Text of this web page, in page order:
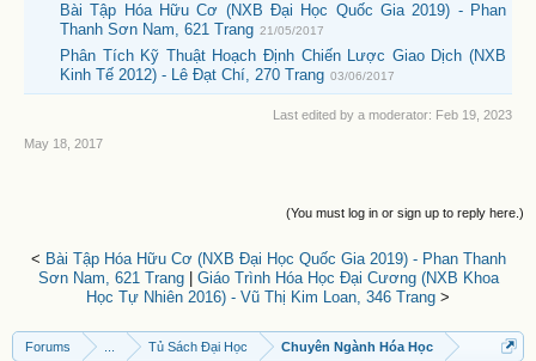
Bài Tập Hóa Hữu Cơ (NXB Đại Học Quốc Gia 2019) - Phan
Thanh Sơn Nam, 621 Trang 21/05/2017
Phân Tích Kỹ Thuật Hoạch Định Chiến Lược Giao Dịch (NXB
Kinh Tế 2012) - Lê Đạt Chí, 270 Trang 03/06/2017
Last edited by a moderator: Feb 19, 2023
May 18, 2017
(You must log in or sign up to reply here.)
< Bài Tập Hóa Hữu Cơ (NXB Đại Học Quốc Gia 2019) - Phan Thanh
Sơn Nam, 621 Trang| Giáo Trình Hóa Học Đại Cương (NXB Khoa
Học Tự Nhiên 2016) - Vũ Thị Kim Loan, 346 Trang >
Forums Tủ Sách Đại Học Chuyên Ngành Hóa Học